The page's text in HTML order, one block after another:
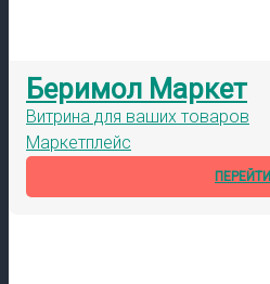
Беримол Маркет
Витрина для ваших товаров
Маркетплейс
ПЕРЕЙТИ